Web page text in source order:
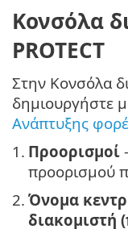
Κονσόλα
PROTECT
Στην Κονσόλα
δημιουργήστε
Ανάπτυξης
1. Προορισμοί
προορισμού
2. Όνομα
διακομιστή